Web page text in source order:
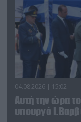
04.08.2026 | 15:02
Αυτή την ώρα
υπουργό